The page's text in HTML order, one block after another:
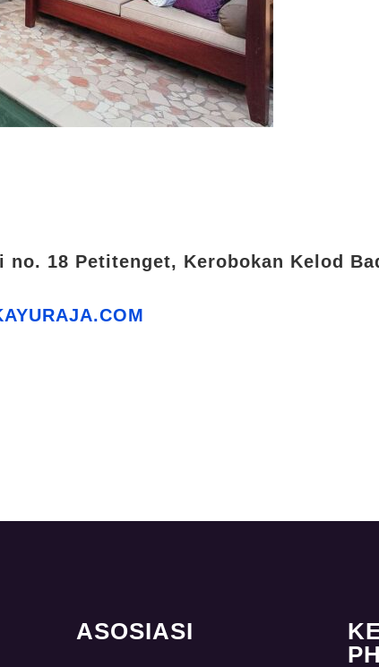
no. 18 Petitenget, Kerobokan Kelod
ASOSIASI